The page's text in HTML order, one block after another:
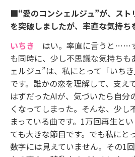
■“愛のコンシェルジュ”が、スト
を突破しましたが、率直な気持ち
いちき はい。率直に言うと……
も同時に、少し不思議な気持ちも
ェルジュ”は、私にとって「いち
です。誰かの恋を理解して、支え
はずだったAIが、気づいたら自分
くなってしまった。そんな、少し
まっている曲です。1万回再生と
ても大きな節目です。でも私にと
数字には見えていません。その1